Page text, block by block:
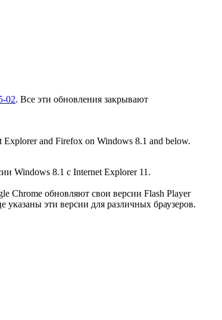
02. Все эти обновления закрывают
and Firefox on Windows 8.1 and below.
Windows 8.1 с Internet Explorer 11.
Chrome обновляют свои версии Flash Player
указаны эти версии для различных браузеров.